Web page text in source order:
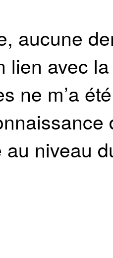
aucune
lien avec
ne m’a
au niveau